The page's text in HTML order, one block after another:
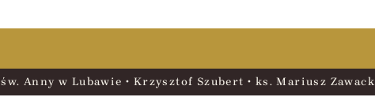
Anny w Lubawie • Krzysztof Szubert • ks. Mariusz